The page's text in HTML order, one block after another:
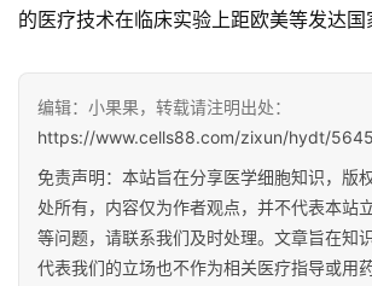
的医疗技术在临床实验上距欧美等发达国
编辑：小果果，转载请注明出处：
https://www.cells88.com/zixun/hydt/
免责声明：本站旨在分享医学细胞知识，版
处所有，内容仅为作者观点，并不代表本站
等问题，请联系我们及时处理。文章旨在知
代表我们的立场也不作为相关医疗指导或用